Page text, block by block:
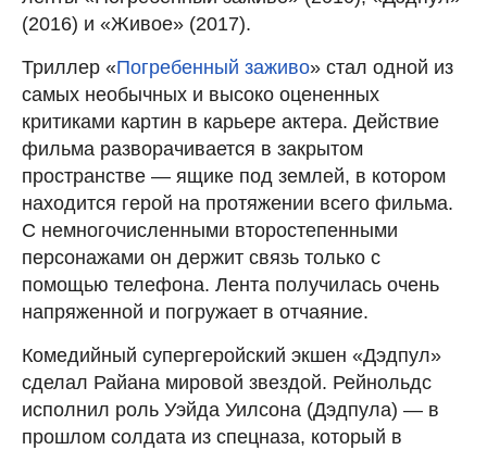
(2016) и «Живое» (2017).
Триллер «Погребенный заживо» стал одной из
самых необычных и высоко оцененных
критиками картин в карьере актера. Действие
фильма разворачивается в закрытом
пространстве — ящике под землей, в котором
находится герой на протяжении всего фильма.
С немногочисленными второстепенными
персонажами он держит связь только с
помощью телефона. Лента получилась очень
напряженной и погружает в отчаяние.
Комедийный супергеройский экшен «Дэдпул»
сделал Райана мировой звездой. Рейнольдс
исполнил роль Уэйда Уилсона (Дэдпула) — в
прошлом солдата из спецназа, который в